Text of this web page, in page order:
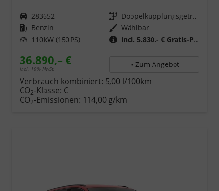
Fahrzeugnr. 283652 Getriebe
Doppelkupplungsgetriebe (DSG)
Kraftstoff Benzin
Wählbar
Leistung 110 kW (150 PS) incl. 5.830,- € Gratis-Paket
36.890,– €
incl. 19% MwSt. » Zum Angebot
Verbrauch kombiniert: 5,00 l/100km
CO2-Klasse: C
CO2-Emissionen: 114,00 g/km